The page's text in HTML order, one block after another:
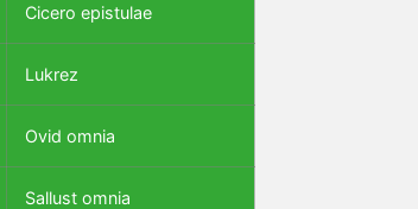
Cicero epistulae
Lukrez
Ovid omnia
Sallust omnia